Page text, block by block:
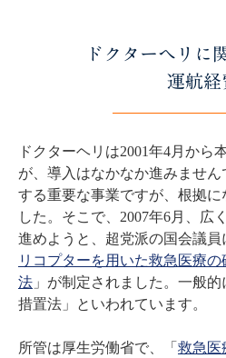
ドクターヘリに
運航経
ドクターヘリは2001年4月から
が、導入はなかなか進みませ
する重要な事業ですが、根拠
した。そこで、2007年6月、広
進めようと、超党派の国会議員
リコプターを用いた救急医療
法 」が制定されました。一般
措置法」といわれています。
所管は厚生労働省で、「 救急医